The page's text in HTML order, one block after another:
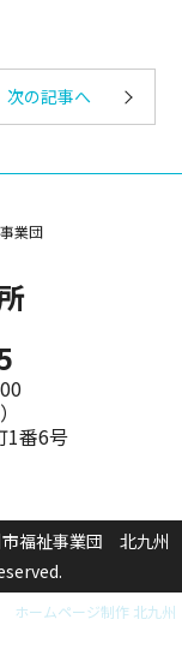
次の記事へ
業団
1番6号
福祉事業団 北九州
ホームページ制作 北九州